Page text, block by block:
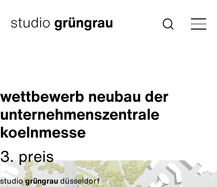
Inhalt
springen
Startseite Suche
wettbewerb neubau der
unternehmenszentrale
koelnmesse
3. preis
studiogrüngraudüsseldorf